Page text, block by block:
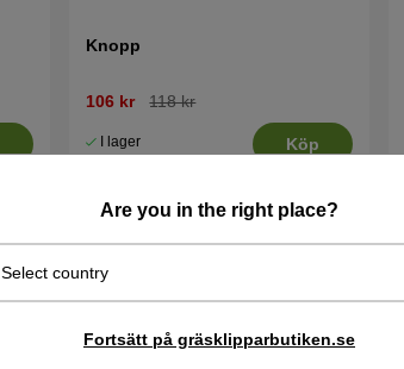
Are you in the right place?
Select country
Fortsätt på gräsklipparbutiken.se
Knopp
106 kr 118 kr
I lager Köp